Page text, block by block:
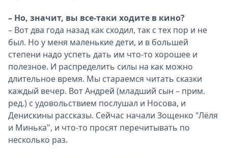
– Но, значит, вы все-таки ходите в кино?
– Вот два года назад как сходил, так с тех пор и не
был. Но у меня маленькие дети, и в большей
степени надо успеть дать им что-то хорошее и
полезное. И распределить силы на как можно
длительное время. Мы стараемся читать сказки
каждый вечер. Вот Андрей (младший сын – прим.
ред.) с удовольствием послушал и Носова, и
Денискины рассказы. Сейчас начали Зощенко "Лёля
и Минька", и что-то просят перечитывать по
несколько раз.